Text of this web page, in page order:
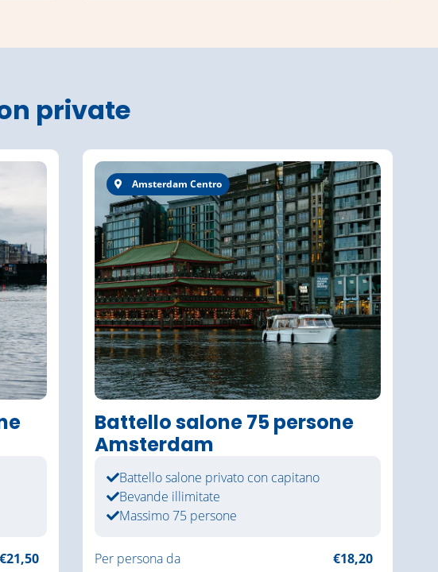
private
€21,50
Amsterdam Centro
Battello salone 75 persone
Amsterdam
Battello salone privato con capitano
Bevande illimitate
Massimo 75 persone
Per persona da €18,20